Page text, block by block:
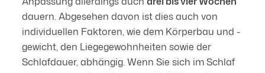
dauern. Abgesehen davon ist dies auch von
individuellen Faktoren, wie dem Körperbau und -
gewicht, den Liegegewohnheiten sowie der
Schlafdauer, abhängig. Wenn Sie sich im Schlaf